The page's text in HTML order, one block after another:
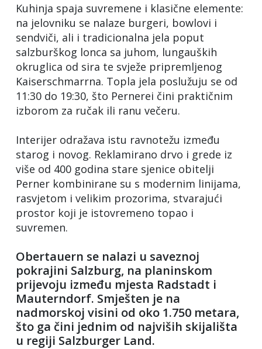
Kuhinja spaja suvremene i klasične elemente:
na jelovniku se nalaze burgeri, bowlovi i
sendviči, ali i tradicionalna jela poput
salzburškog lonca sa juhom, lungauških
okruglica od sira te svježe pripremljenog
Kaiserschmarrna. Topla jela poslužuju se od
11:30 do 19:30, što Pernerei čini praktičnim
izborom za ručak ili ranu večeru.
Interijer odražava istu ravnotežu između
starog i novog. Reklamirano drvo i grede iz
više od 400 godina stare sjenice obitelji
Perner kombinirane su s modernim linijama,
rasvjetom i velikim prozorima, stvarajući
prostor koji je istovremeno topao i
suvremen.
Obertauern se nalazi u saveznoj
pokrajini Salzburg, na planinskom
prijevoju između mjesta Radstadt i
Mauterndorf. Smješten je na
nadmorskoj visini od oko 1.750 metara,
što ga čini jednim od najviših skijališta
u regiji Salzburger Land.